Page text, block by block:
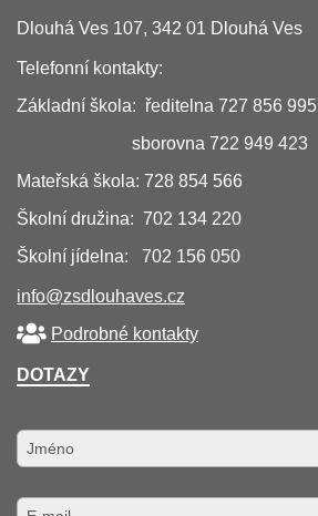
Dlouhá Ves 107, 342 01 Dlouhá Ves
Telefonní kontakty:
Základní škola: ředitelna 727 856 995
sborovna 722 949 423
Mateřská škola: 728 854 566
Školní družina: 702 134 220
Školní jídelna: 702 156 050
info@zsdlouhaves.cz
Podrobné kontakty
DOTAZY